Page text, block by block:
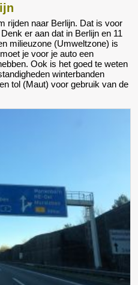
rijden naar Berlijn. Dat is voor
er aan dat in Berlijn en 11
milieuzone (Umweltzone) is
je voor je auto een
Ook is het goed te weten
winterbanden
tol (Maut) voor gebruik van de